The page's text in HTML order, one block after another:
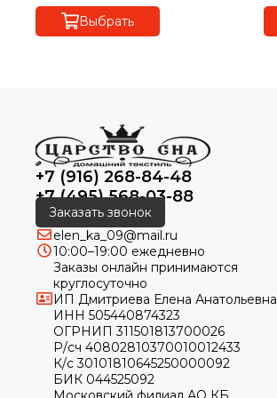
Выбрать
+7 (916) 268-84-48
+7 (495) 568-03-88
Заказать звонок
elen_ka_09@mail.ru
10:00–19:00 ежедневно
Заказы онлайн принимаются
круглосуточно
ИП Дмитриева Елена Анатольевна
ИНН 505440874323
ОГРНИП 311501813700026
Р/сч 40802810370010012433
К/с 30101810645250000092
БИК 044525092